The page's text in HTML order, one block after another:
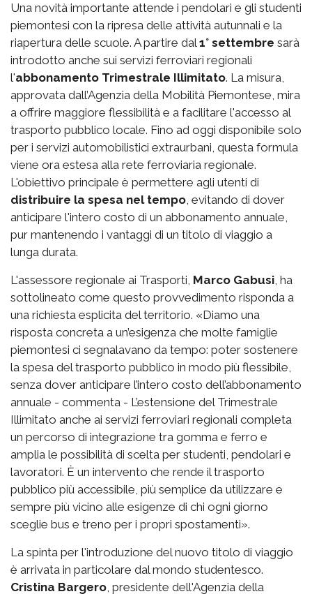
Una novità importante attende i pendolari e gli studenti
piemontesi con la ripresa delle attività autunnali e la
riapertura delle scuole. A partire dal 1° settembre sarà
introdotto anche sui servizi ferroviari regionali
l'abbonamento Trimestrale Illimitato. La misura,
approvata dall’Agenzia della Mobilità Piemontese, mira
a offrire maggiore flessibilità e a facilitare l'accesso al
trasporto pubblico locale. Fino ad oggi disponibile solo
per i servizi automobilistici extraurbani, questa formula
viene ora estesa alla rete ferroviaria regionale.
L'obiettivo principale è permettere agli utenti di
distribuire la spesa nel tempo , evitando di dover
anticipare l'intero costo di un abbonamento annuale,
pur mantenendo i vantaggi di un titolo di viaggio a
lunga durata.
L'assessore regionale ai Trasporti, Marco Gabusi , ha
sottolineato come questo provvedimento risponda a
una richiesta esplicita del territorio. «Diamo una
risposta concreta a un’esigenza che molte famiglie
piemontesi ci segnalavano da tempo: poter sostenere
la spesa del trasporto pubblico in modo più flessibile,
senza dover anticipare l’intero costo dell’abbonamento
annuale - commenta - L’estensione del Trimestrale
Illimitato anche ai servizi ferroviari regionali completa
un percorso di integrazione tra gomma e ferro e
amplia le possibilità di scelta per studenti, pendolari e
lavoratori. È un intervento che rende il trasporto
pubblico più accessibile, più semplice da utilizzare e
sempre più vicino alle esigenze di chi ogni giorno
sceglie bus e treno per i propri spostamenti».
La spinta per l'introduzione del nuovo titolo di viaggio
è arrivata in particolare dal mondo studentesco.
Cristina Bargero , presidente dell'Agenzia della